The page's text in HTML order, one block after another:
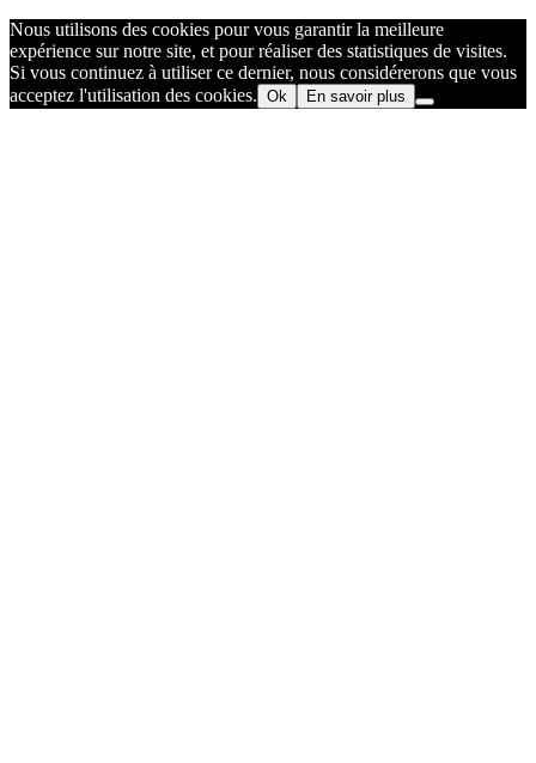
Nous utilisons des cookies pour vous garantir la meilleure
expérience sur notre site, et pour réaliser des statistiques de visites.
Si vous continuez à utiliser ce dernier, nous considérerons que vous
acceptez l'utilisation des cookies. Ok En savoir plus